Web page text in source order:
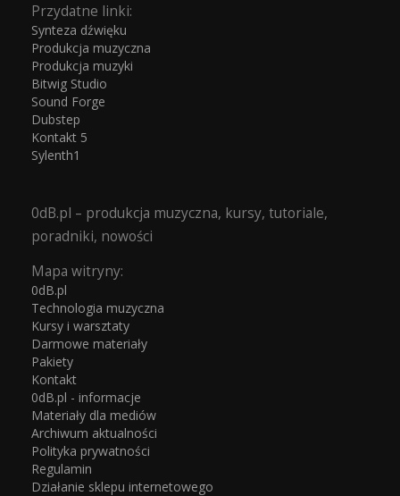
Przydatne linki:
Synteza dźwięku
Produkcja muzyczna
Produkcja muzyki
Bitwig Studio
Sound Forge
Dubstep
Kontakt 5
Sylenth1
0dB.pl – produkcja muzyczna, kursy, tutoriale,
poradniki, nowości
Mapa witryny:
0dB.pl
Technologia muzyczna
Kursy i warsztaty
Darmowe materiały
Pakiety
Kontakt
0dB.pl - informacje
Materiały dla mediów
Archiwum aktualności
Polityka prywatności
Regulamin
Działanie sklepu internetowego